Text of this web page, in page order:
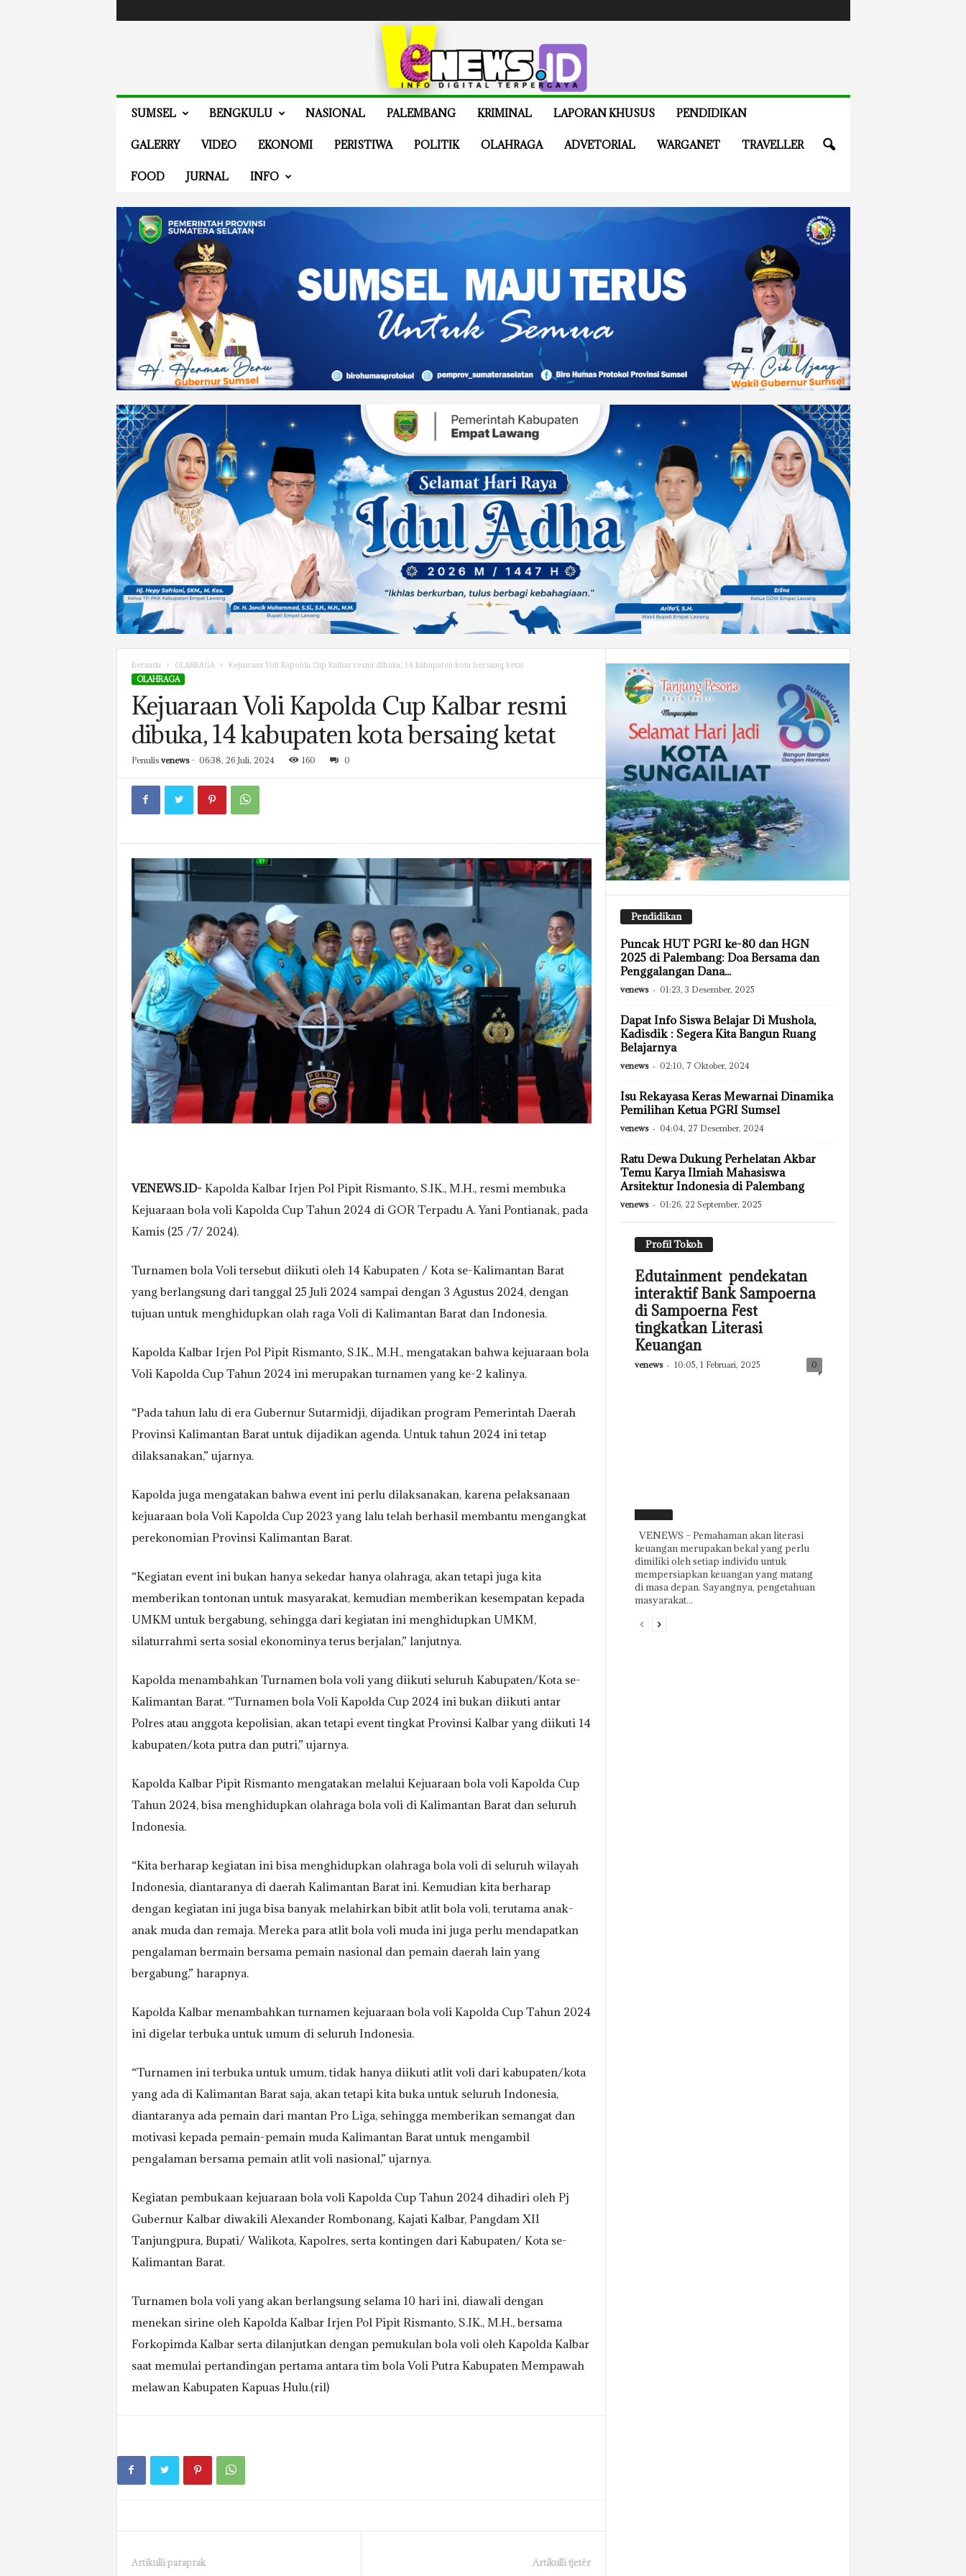
SUMSEL BENGKULU NASIONAL PALEMBANG KRIMINAL LAPORAN KHUSUS PENDIDIKAN
GALERRY VIDEO EKONOMI PERISTIWA POLITIK OLAHRAGA ADVETORIAL WARGANET TRAVELLER
FOOD JURNAL INFO
Beranda OLAHRAGA Kejuaraan Voli Kapolda Cup Kalbar resmi dibuka, 14 kabupaten kota bersaing ketat
OLAHRAGA
Kejuaraan Voli Kapolda Cup Kalbar resmi
dibuka, 14 kabupaten kota bersaing ketat
Penulis venews- 06:38, 26 Juli, 2024 160 0
VENEWS.ID- Kapolda Kalbar Irjen Pol Pipit Rismanto, S.IK., M.H., resmi membuka
Kejuaraan bola voli Kapolda Cup Tahun 2024 di GOR Terpadu A. Yani Pontianak, pada
Kamis (25 /7/ 2024).
Turnamen bola Voli tersebut diikuti oleh 14 Kabupaten / Kota se-Kalimantan Barat
yang berlangsung dari tanggal 25 Juli 2024 sampai dengan 3 Agustus 2024, dengan
tujuan untuk menghidupkan olah raga Voli di Kalimantan Barat dan Indonesia.
Kapolda Kalbar Irjen Pol Pipit Rismanto, S.IK., M.H., mengatakan bahwa kejuaraan bola
Voli Kapolda Cup Tahun 2024 ini merupakan turnamen yang ke-2 kalinya.
“Pada tahun lalu di era Gubernur Sutarmidji, dijadikan program Pemerintah Daerah
Provinsi Kalimantan Barat untuk dijadikan agenda. Untuk tahun 2024 ini tetap
dilaksanakan,” ujarnya.
Kapolda juga mengatakan bahwa event ini perlu dilaksanakan, karena pelaksanaan
kejuaraan bola Voli Kapolda Cup 2023 yang lalu telah berhasil membantu mengangkat
perekonomian Provinsi Kalimantan Barat.
“Kegiatan event ini bukan hanya sekedar hanya olahraga, akan tetapi juga kita
memberikan tontonan untuk masyarakat, kemudian memberikan kesempatan kepada
UMKM untuk bergabung, sehingga dari kegiatan ini menghidupkan UMKM,
silaturrahmi serta sosial ekonominya terus berjalan,” lanjutnya.
Kapolda menambahkan Turnamen bola voli yang diikuti seluruh Kabupaten/Kota se-
Kalimantan Barat. “Turnamen bola Voli Kapolda Cup 2024 ini bukan diikuti antar
Polres atau anggota kepolisian, akan tetapi event tingkat Provinsi Kalbar yang diikuti 14
kabupaten/kota putra dan putri,” ujarnya.
Kapolda Kalbar Pipit Rismanto mengatakan melalui Kejuaraan bola voli Kapolda Cup
Tahun 2024, bisa menghidupkan olahraga bola voli di Kalimantan Barat dan seluruh
Indonesia.
“Kita berharap kegiatan ini bisa menghidupkan olahraga bola voli di seluruh wilayah
Indonesia, diantaranya di daerah Kalimantan Barat ini. Kemudian kita berharap
dengan kegiatan ini juga bisa banyak melahirkan bibit atlit bola voli, terutama anak-
anak muda dan remaja. Mereka para atlit bola voli muda ini juga perlu mendapatkan
pengalaman bermain bersama pemain nasional dan pemain daerah lain yang
bergabung,” harapnya.
Kapolda Kalbar menambahkan turnamen kejuaraan bola voli Kapolda Cup Tahun 2024
ini digelar terbuka untuk umum di seluruh Indonesia.
“Turnamen ini terbuka untuk umum, tidak hanya diikuti atlit voli dari kabupaten/kota
yang ada di Kalimantan Barat saja, akan tetapi kita buka untuk seluruh Indonesia,
diantaranya ada pemain dari mantan Pro Liga, sehingga memberikan semangat dan
motivasi kepada pemain-pemain muda Kalimantan Barat untuk mengambil
pengalaman bersama pemain atlit voli nasional,” ujarnya.
Kegiatan pembukaan kejuaraan bola voli Kapolda Cup Tahun 2024 dihadiri oleh Pj
Gubernur Kalbar diwakili Alexander Rombonang, Kajati Kalbar, Pangdam XII
Tanjungpura, Bupati/ Walikota, Kapolres, serta kontingen dari Kabupaten/ Kota se-
Kalimantan Barat.
Turnamen bola voli yang akan berlangsung selama 10 hari ini, diawali dengan
menekan sirine oleh Kapolda Kalbar Irjen Pol Pipit Rismanto, S.IK., M.H., bersama
Forkopimda Kalbar serta dilanjutkan dengan pemukulan bola voli oleh Kapolda Kalbar
saat memulai pertandingan pertama antara tim bola Voli Putra Kabupaten Mempawah
melawan Kabupaten Kapuas Hulu.(ril)
Artikulli paraprak Artikulli tjetër
Pendidikan
Puncak HUT PGRI ke-80 dan HGN
2025 di Palembang: Doa Bersama dan
Penggalangan Dana...
venews - 01:23, 3 Desember, 2025
Dapat Info Siswa Belajar Di Mushola,
Kadisdik : Segera Kita Bangun Ruang
Belajarnya
venews - 02:10, 7 Oktober, 2024
Isu Rekayasa Keras Mewarnai Dinamika
Pemilihan Ketua PGRI Sumsel
venews - 04:04, 27 Desember, 2024
Ratu Dewa Dukung Perhelatan Akbar
Temu Karya Ilmiah Mahasiswa
Arsitektur Indonesia di Palembang
venews - 01:26, 22 September, 2025
Profil Tokoh
Edutainment pendekatan
interaktif Bank Sampoerna
di Sampoerna Fest
tingkatkan Literasi
Keuangan
venews - 10:05, 1 Februari, 2025 0
VENEWS – Pemahaman akan literasi
keuangan merupakan bekal yang perlu
dimiliki oleh setiap individu untuk
mempersiapkan keuangan yang matang
di masa depan. Sayangnya, pengetahuan
masyarakat...